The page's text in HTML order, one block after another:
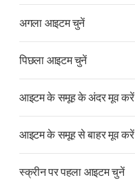
अगला आइटम चुनें
पिछला आइटम चुनें
आइटम के समूह के अंदर मूव करें
आइटम के समूह से बाहर मूव करें
स्क्रीन पर पहला आइटम चुनें